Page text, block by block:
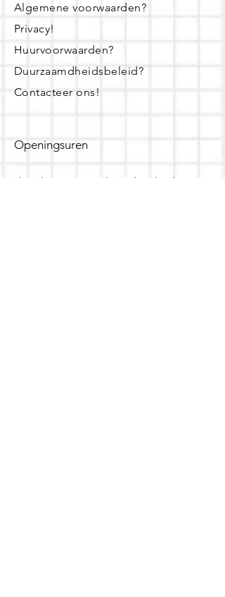
Algemene voorwaarden?
Privacy!
Huurvoorwaarden?
Duurzaamdheidsbeleid?
Contacteer ons!
Openingsuren
dinsdag - woensdag- donderdag: